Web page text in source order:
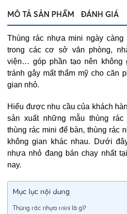
MÔ TẢ SẢN PHẨM ĐÁNH GIÁ
Thùng rác nhựa mini ngày
trong các cơ sở văn phòng,
viện… góp phần tạo nên không
tránh gây mất thẩm mỹ cho căn
gian nhỏ.
Hiểu được nhu cầu của khách
sản xuất những mẫu thùng
thùng rác mini để bàn, thùng rác
không gian khác nhau. Dưới
nhựa nhỏ đang bán chạy nhất
nay.
Mục lục nội dung
Thùng rác nhựa mini là gì?